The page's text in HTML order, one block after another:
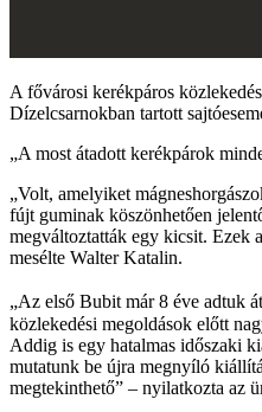
A fővárosi kerékpáros
Dízelcsarnokban tartott
A most átadott kerékpárok
Volt, amelyiket
fújt guminak köszönhetően
megváltoztatták egy kicsit. Ezek
mesélte Walter Katalin.
Az első Bubit már 8 éve adtuk
közlekedési megoldások előtt
Addig is egy hatalmas időszaki
mutatunk be újra megnyíló
megtekinthető
– nyilatkozta az